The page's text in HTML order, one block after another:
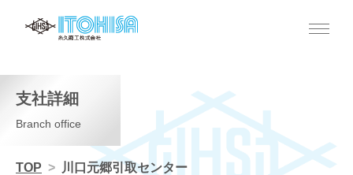
支社詳細
Branch office
TOP 川口元郷引取センター